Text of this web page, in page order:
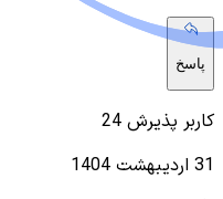
پاسخ
کاربر پذیرش 24
31 اردیبهشت 1404